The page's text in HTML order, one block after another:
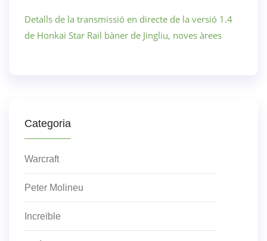
Detalls de la transmissió en directe de la versió 1.4
de Honkai Star Rail bàner de Jingliu, noves àrees
Categoria
Warcraft
Peter Molineu
Increïble